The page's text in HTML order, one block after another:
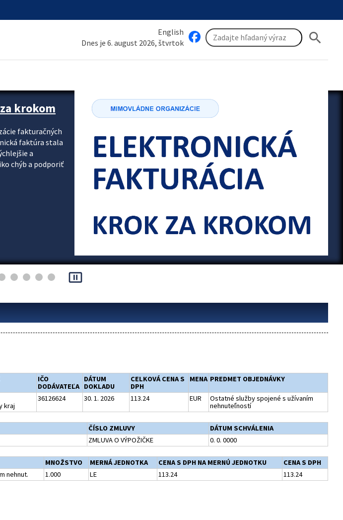
English
Dnes je 6. august 2026, štvrtok
search
krokom
fakturačných
faktúra stala
a
chýb a podporiť
pause_presentation
IČO
DODÁVATEĽA
DÁTUM
DOKLADU
CELKOVÁ CENA S
DPH
MENA PREDMET OBJEDNÁVKY
kraj
36126624 30. 1. 2026 113.24 EUR
Ostatné služby spojené s užívaním
nehnuteľností
ČÍSLO ZMLUVY
DÁTUM SCHVÁLENIA
ZMLUVA O VÝPOŽIČKE 0. 0. 0000
MNOŽSTVO MERNÁ JEDNOTKA CENA S DPH NA MERNÚ JEDNOTKU
CENA S DPH
nehnut. 1.000 LE 113.24 113.24